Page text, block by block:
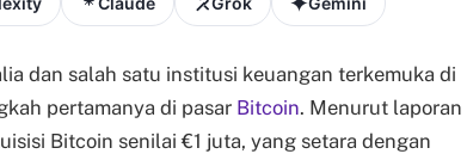
dan salah satu institusi keuangan terkemuka di
pertamanya di pasar Bitcoin. Menurut laporan
Bitcoin senilai €1 juta, yang setara dengan